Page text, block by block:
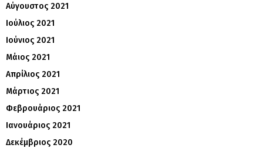
Αύγουστος 2021
Ιούλιος 2021
Ιούνιος 2021
Μάιος 2021
Απρίλιος 2021
Μάρτιος 2021
Φεβρουάριος 2021
Ιανουάριος 2021
Δεκέμβριος 2020